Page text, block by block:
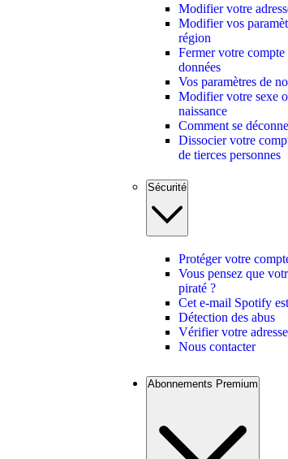
Modifier votre
Modifier vos
région
Fermer votre
données
Vos paramètres de
Modifier votre sexe
naissance
Comment se
Dissocier votre
de tierces personnes
Sécurité
Protéger votre
Vous pensez que
piraté ?
Cet e-mail Spotify
Détection des abus
Vérifier votre
Nous contacter
Abonnements Premium